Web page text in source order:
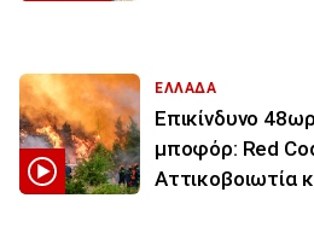
ΕΛΛΑΔΑ
Επικίνδυνο
μποφόρ: Red
Αττικοβοιωτία